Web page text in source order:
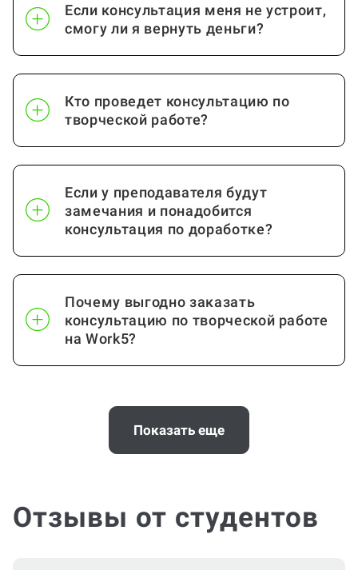
Если консультация меня не устроит,
смогу ли я вернуть деньги?
Кто проведет консультацию по
творческой работе?
Если у преподавателя будут
замечания и понадобится
консультация по доработке?
Почему выгодно заказать
консультацию по творческой работе
на Work5?
Когда и как нужно оплачивать
Показать еще
Отзывы от студентов